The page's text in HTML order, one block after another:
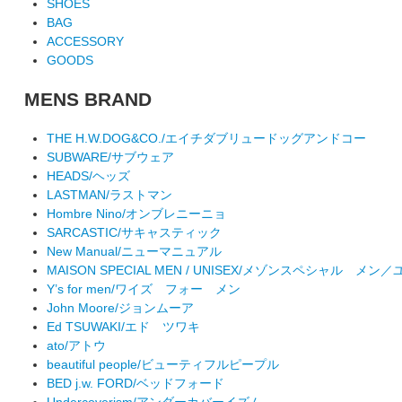
SHOES
BAG
ACCESSORY
GOODS
MENS BRAND
THE H.W.DOG&CO./エイチダブリュードッグアンドコー
SUBWARE/サブウェア
HEADS/ヘッズ
LASTMAN/ラストマン
Hombre Nino/オンブレニーニョ
SARCASTIC/サキャスティック
New Manual/ニューマニュアル
MAISON SPECIAL MEN / UNISEX/メゾンスペシャル メン／
Y’s for men/ワイズ フォー メン
John Moore/ジョンムーア
Ed TSUWAKI/エド ツワキ
ato/アトウ
beautiful people/ビューティフルピープル
BED j.w. FORD/ベッドフォード